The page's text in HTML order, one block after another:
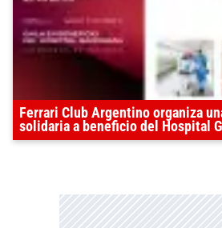
Ferrari Club Argentino organiza
solidaria a beneficio del Hospital